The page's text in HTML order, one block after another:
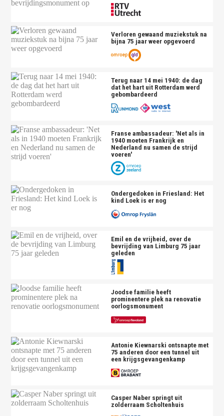
Verloren gewaand muziekstuk na
bijna 75 jaar weer opgevoerd
Terug naar 14 mei 1940: de dag
dat het hart uit Rotterdam werd
gebombardeerd
Franse ambassadeur: 'Net als in
1940 moeten Frankrijk en
Nederland nu samen de strijd
voeren'
Ondergedoken in Friesland: Het
kind Loek is er nog
Emil en de vrijheid, over de
bevrijding van Limburg 75 jaar
geleden
Joodse familie heeft
prominentere plek na renovatie
oorlogsmonument
Antonie Kiewnarski ontsnapte met
75 anderen door een tunnel uit
een krijgsgevangenkamp
Casper Naber springt uit
zolderraam Scholtenhuis